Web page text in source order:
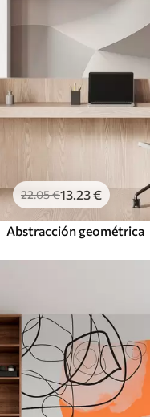
22.05€13 .23€
Abstracción geométrica